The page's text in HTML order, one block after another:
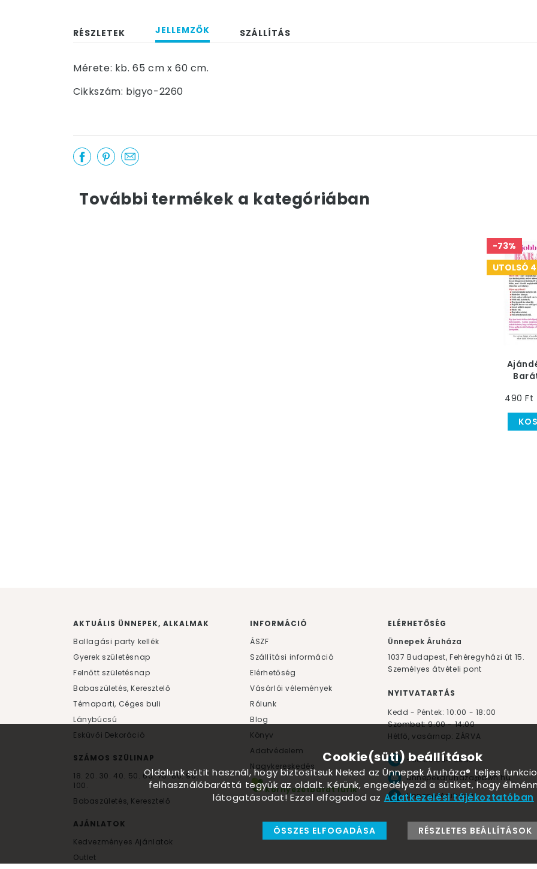
RÉSZLETEK JELLEMZŐK SZÁLLÍTÁS
Mérete: kb. 65 cm x 60 cm.
Cikkszám: bigyo-2260
További termékek a kategóriában
-73%
UTOLSÓ
490 Ft
AKTUÁLIS ÜNNEPEK, ALKALMAK
Ballagási party kellék
Gyerek születésnap
Felnőtt születésnap
Babaszületés, Keresztelő
Témaparti, Céges buli
Lánybúcsú
Esküvői Dekoráció
SZÁMOS SZÜLINAP
18. 20. 30. 40. 50. 60.70.80.90.
100.
Babaszületés, Keresztelő
AJÁNLATOK
Kedvezményes Ajánlatok
Outlet
INFORMÁCIÓ
ÁSZF
Szállítási információ
Elérhetőség
Vásárlói vélemények
Rólunk
Blog
Könyv
Adatvédelem
Nagykereskedés
Környezetbarát lufik
ELÉRHETŐSÉG
Ünnepek Áruháza
1037 Budapest, Fehéregyházi út 15.
Személyes átvételi pont
NYITVATARTÁS
Kedd - Péntek: 10:00 - 18:00
Szombat: 9:00 - 14:00
Hétfő, vasárnap: ZÁRVA
+36 30 984 6955
unnepekaruhaza@bwh.hu
UnnepekAruhaza
Cookie(süti) beállítások
Oldalunk sütit használ, hogy biztosítsuk Neked az Ünnepek Áruháza® teljes
felhasználóbaráttá tegyük az oldalt. Kérünk, engedélyezd a sütiket, hogy
látogatásodat! Ezzel elfogadod az Adatkezelési tájékoztatóban
ÖSSZES ELFOGADÁSA RÉSZLETES BEÁLLÍTÁSOK